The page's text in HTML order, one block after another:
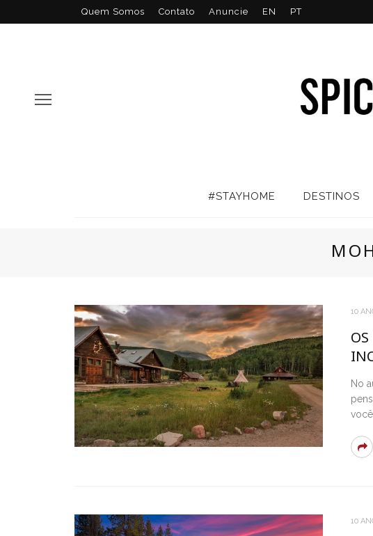
Quem Somos Contato Anuncie EN PT
#STAYHOME DESTINOS
10
No
você
10